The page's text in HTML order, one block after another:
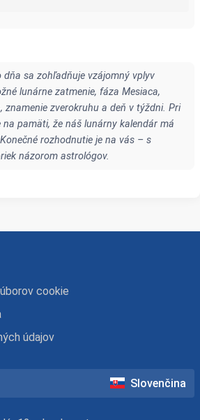
dňa sa zohľadňuje vzájomný vplyv
lunárne zatmenie, fáza Mesiaca,
znamenie zverokruhu a deň v týždni. Pri
pamäti, že náš lunárny kalendár má
rozhodnutie je na vás – s
názorom astrológov.
cookie
údajov
Slovenčina